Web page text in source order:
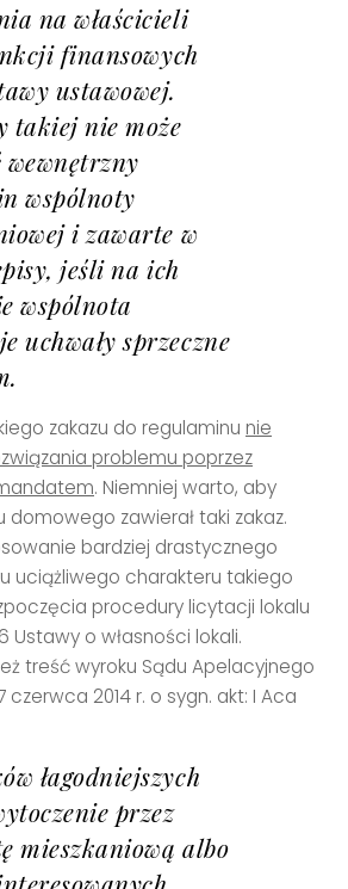
na właścicieli
finansowych
ustawowej.
takiej nie może
wewnętrzny
wspólnoty
i zawarte w
jeśli na ich
wspólnota
uchwały sprzeczne
zakazu do regulaminu nie
problemu poprzez
. Niemniej warto, aby
domowego zawierał taki zakaz.
bardziej drastycznego
uciążliwego charakteru takiego
procedury licytacji lokalu
Ustawy o własności lokali.
treść wyroku Sądu Apelacyjnego
czerwca 2014 r. o sygn. akt: I Aca
łagodniejszych
przez
mieszkaniową albo